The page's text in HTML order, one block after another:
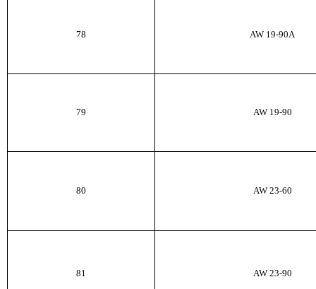
78 AW 19-90A
79 AW 19-90
80 AW 23-60
81 AW 23-90